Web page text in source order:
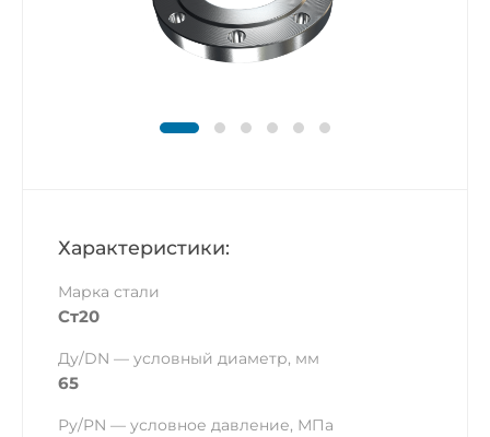
Характеристики:
Марка стали
Ст20
Ду/DN — условный диаметр, мм
65
Ру/PN — условное давление, МПа